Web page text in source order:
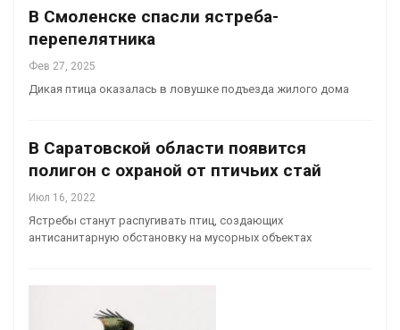
В Смоленске спасли ястреба-
перепелятника
Фев 27, 2025
Дикая птица оказалась в ловушке подъезда жилого дома
В Саратовской области появится
полигон с охраной от птичьих стай
Июл 16, 2022
Ястребы станут распугивать птиц, создающих
антисанитарную обстановку на мусорных объектах